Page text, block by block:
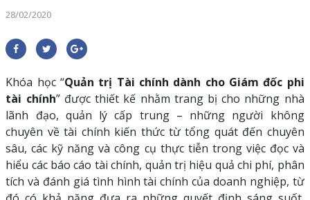
28/02/2020
Khóa học “Quản trị Tài chính dành cho Giám đốc phi
tài chính” được thiết kế nhằm trang bị cho những nhà
lãnh đạo, quản lý cấp trung – những người không
chuyên về tài chính kiến thức từ tổng quát đến chuyên
sâu, các kỹ năng và công cụ thực tiễn trong việc đọc và
hiểu các báo cáo tài chính, quản trị hiệu quả chi phí, phân
tích và đánh giá tình hình tài chính của doanh nghiệp, từ